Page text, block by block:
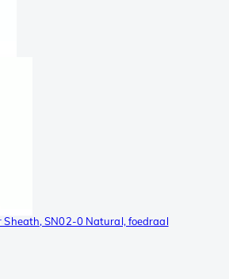
Sheath, SN02-0 Natural, foedraal